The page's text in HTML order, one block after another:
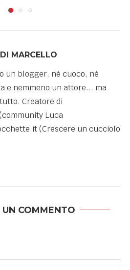
MARCELLO
un blogger, né cuoco, né
e nemmeno un attore... ma
Creatore di
Luca
(Crescere un cucciolo
UN COMMENTO